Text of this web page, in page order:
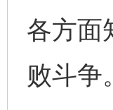
各方面
败斗争。